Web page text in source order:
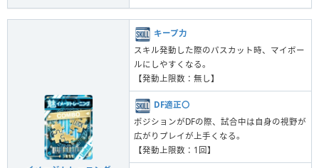
キープ力
スキル発動した際のパスカット時、マイボー
ルにしやすくなる。
【発動上限数：無し】
DF適正〇
ポジションがDFの際、試合中は自身の視野が
広がりプレイが上手くなる。
【発動上限数：1回】